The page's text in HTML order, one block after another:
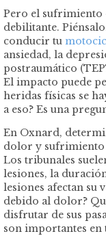
Pero el sufrimiento
debilitante.
conducir tu
ansiedad, la
postraumático
El impacto puede
heridas físicas se
a eso? Es una
En Oxnard,
dolor y sufrimiento
Los tribunales
lesiones, la
lesiones afectan su
debido al dolor?
disfrutar de sus
son importantes en